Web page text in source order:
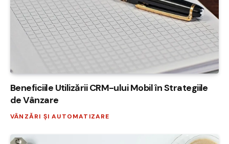
Beneficiile Utilizării CRM-ului Mobil în Strategiile
de Vânzare
VÂNZĂRI ȘI AUTOMATIZARE